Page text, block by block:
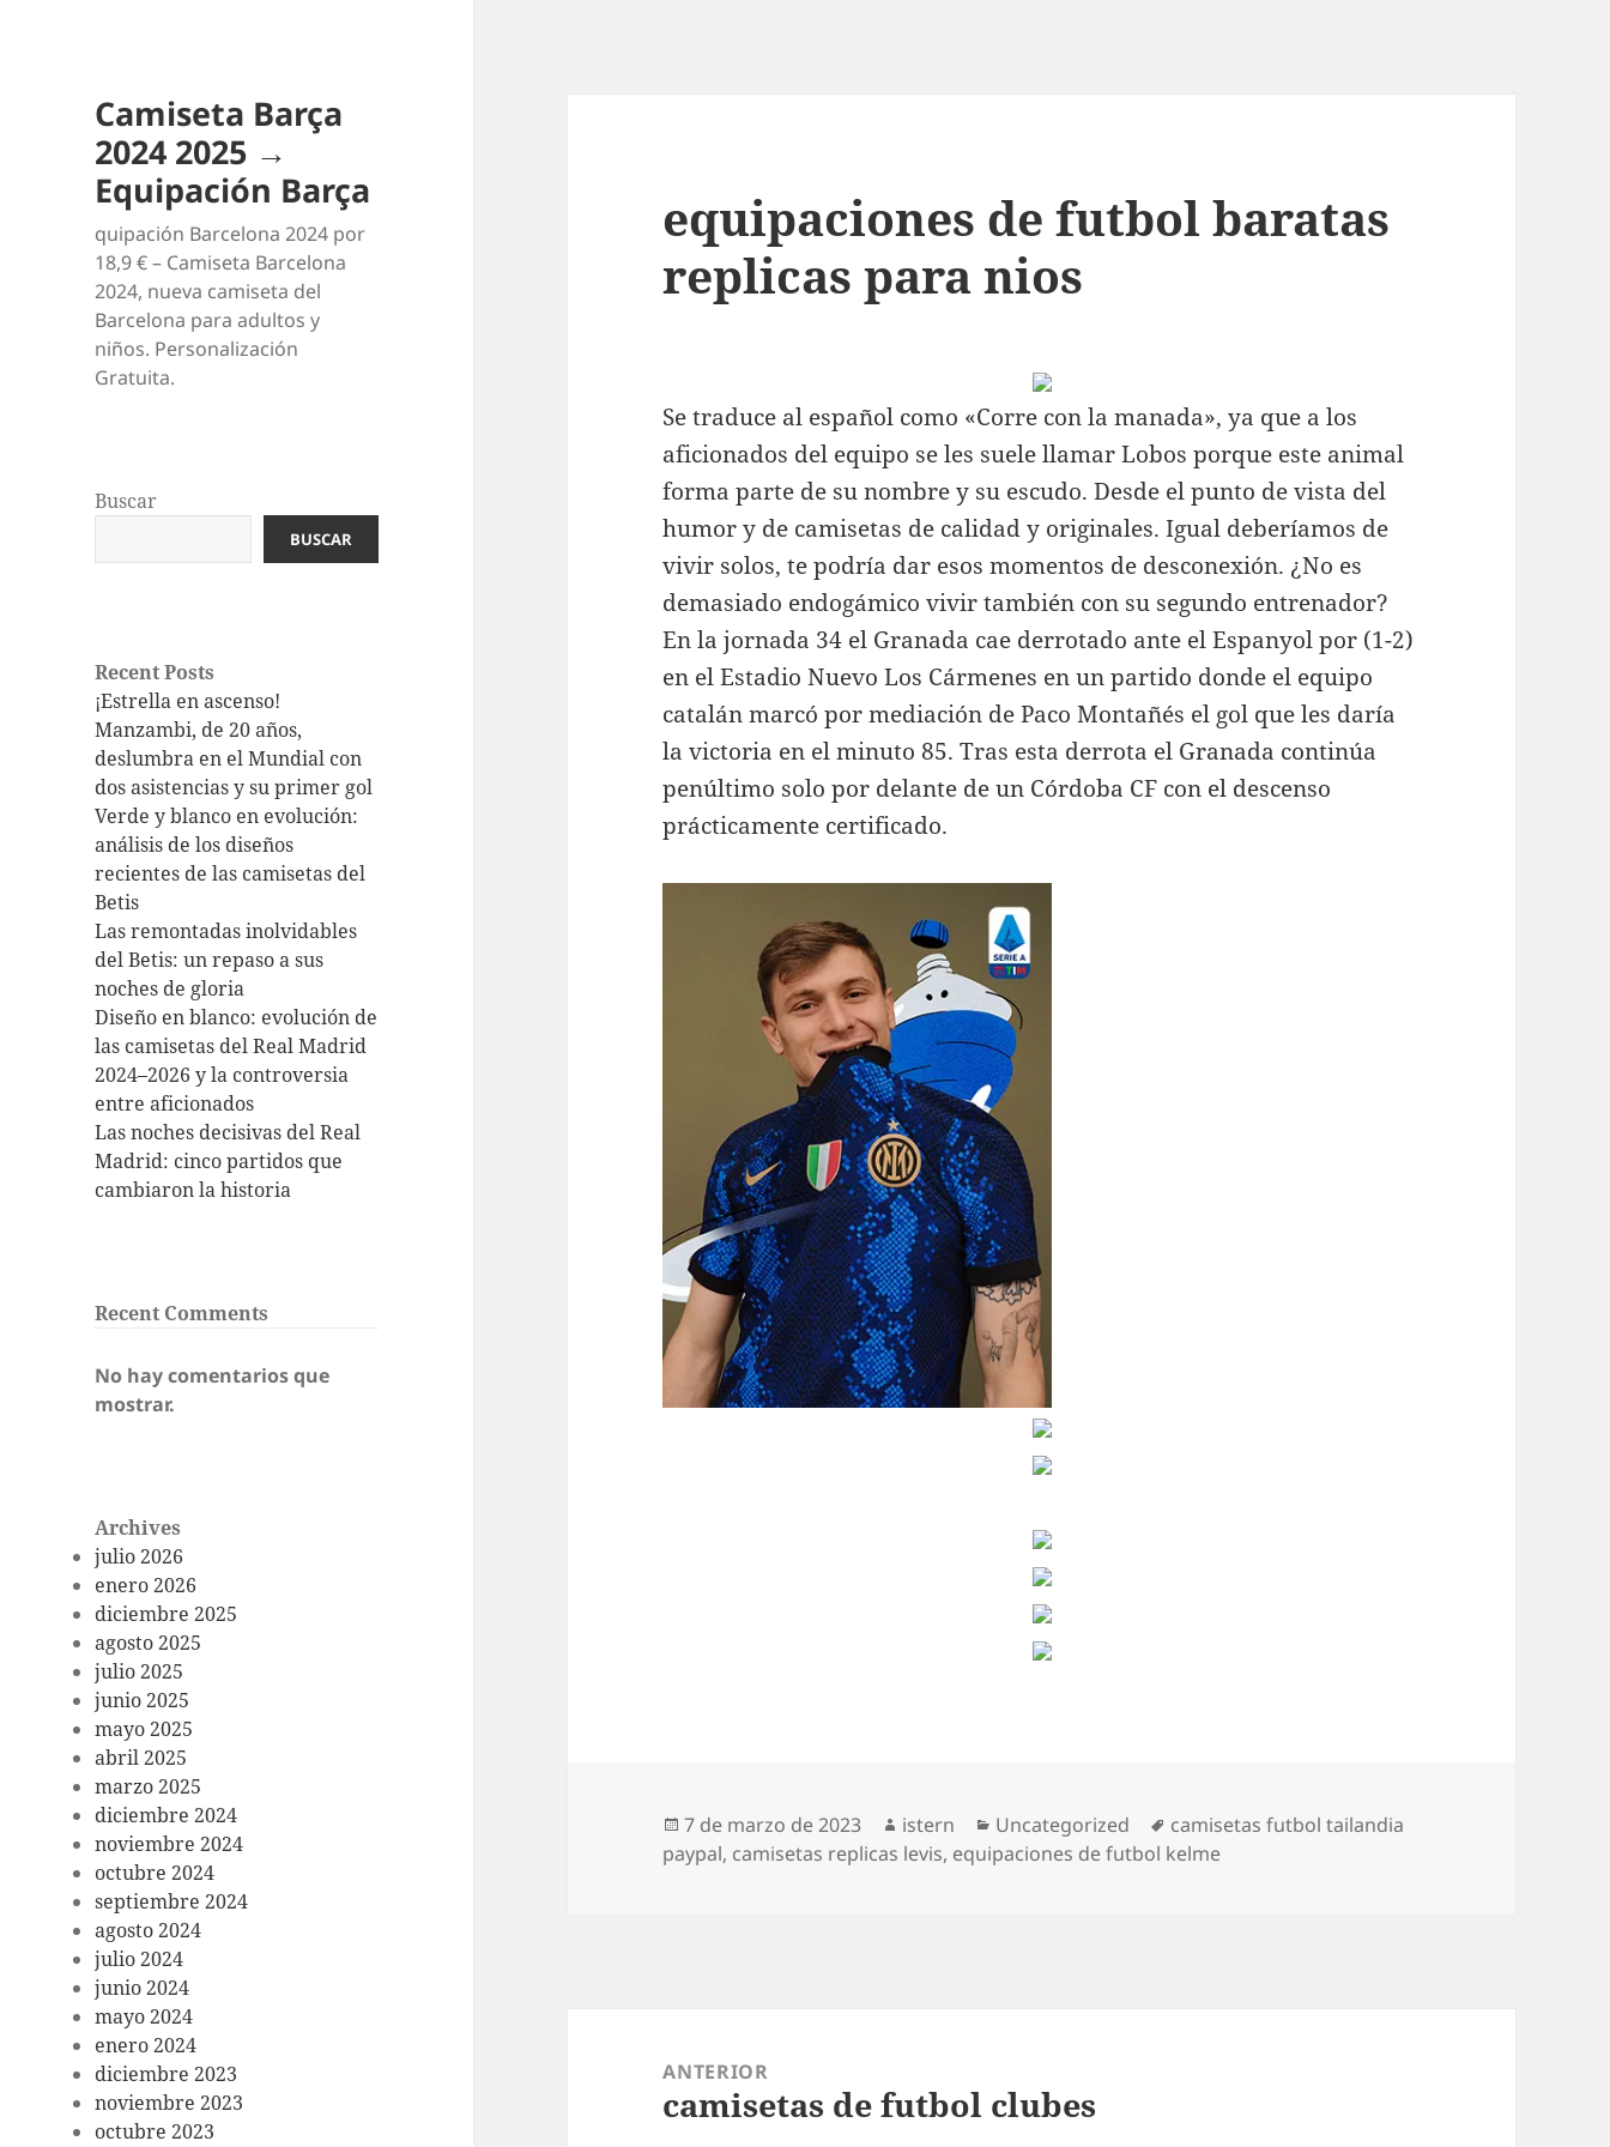
Camiseta Barça
2024 2025 →
Equipación Barça
quipación Barcelona 2024 por
18,9 € – Camiseta Barcelona
2024, nueva camiseta del
Barcelona para adultos y
niños. Personalización
Gratuita.
Buscar
BUSCAR
Recent Posts
¡Estrella en ascenso!
Manzambi, de 20 años,
deslumbra en el Mundial con
dos asistencias y su primer gol
Verde y blanco en evolución:
análisis de los diseños
recientes de las camisetas del
Betis
Las remontadas inolvidables
del Betis: un repaso a sus
noches de gloria
Diseño en blanco: evolución de
las camisetas del Real Madrid
2024–2026 y la controversia
entre aficionados
Las noches decisivas del Real
Madrid: cinco partidos que
cambiaron la historia
Recent Comments
No hay comentarios que
mostrar.
Archives
julio 2026
enero 2026
diciembre 2025
agosto 2025
julio 2025
junio 2025
mayo 2025
abril 2025
marzo 2025
diciembre 2024
noviembre 2024
octubre 2024
septiembre 2024
agosto 2024
julio 2024
junio 2024
mayo 2024
enero 2024
diciembre 2023
noviembre 2023
octubre 2023
equipaciones de futbol baratas
replicas para nios
Se traduce al español como «Corre con la manada», ya que a los
aficionados del equipo se les suele llamar Lobos porque este animal
forma parte de su nombre y su escudo. Desde el punto de vista del
humor y de camisetas de calidad y originales. Igual deberíamos de
vivir solos, te podría dar esos momentos de desconexión. ¿No es
demasiado endogámico vivir también con su segundo entrenador?
En la jornada 34 el Granada cae derrotado ante el Espanyol por (1-2)
en el Estadio Nuevo Los Cármenes en un partido donde el equipo
catalán marcó por mediación de Paco Montañés el gol que les daría
la victoria en el minuto 85. Tras esta derrota el Granada continúa
penúltimo solo por delante de un Córdoba CF con el descenso
prácticamente certificado.
Publicado
el
7 de marzo de 2023 Autor
istern Categorías
Uncategorized Etiquetas
camisetas futbol tailandia
paypal, camisetas replicas levis, equipaciones de futbol kelme
entradas
ANTERIOR
Entrada
camisetas de futbol clubes